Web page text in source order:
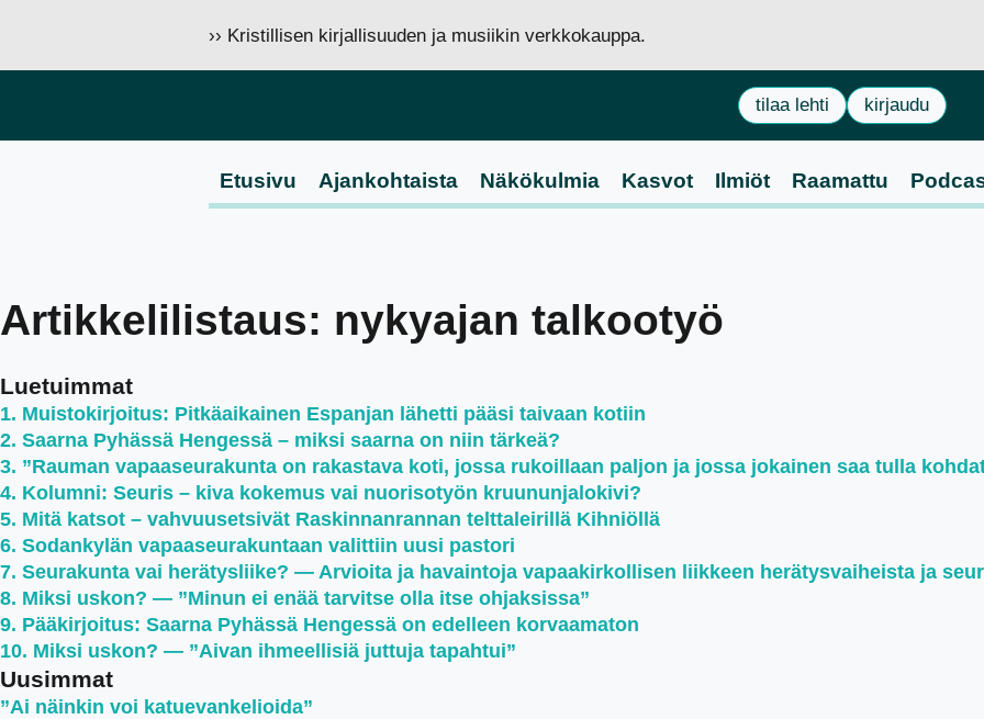
›› Kristillisen kirjallisuuden ja musiikin verkkokauppa.
tilaa lehti kirjaudu
Etusivu Ajankohtaista Näkökulmia Kasvot Ilmiöt Raamattu
Artikkelilistaus: nykyajan talkootyö
Luetuimmat
Muistokirjoitus: Pitkäaikainen Espanjan lähetti pääsi taivaan kotiin
Saarna Pyhässä Hengessä – miksi saarna on niin tärkeä?
”Rauman vapaaseurakunta on rakastava koti, jossa rukoillaan paljon ja jossa jokainen saa tulla
Kolumni: Seuris – kiva kokemus vai nuorisotyön kruununjalokivi?
Mitä katsot – vahvuusetsivät Raskinnanrannan telttaleirillä Kihniöllä
Sodankylän vapaaseurakuntaan valittiin uusi pastori
Seurakunta vai herätysliike? — Arvioita ja havaintoja vapaakirkollisen liikkeen herätysvaiheista ja
Miksi uskon? — ”Minun ei enää tarvitse olla itse ohjaksissa”
Pääkirjoitus: Saarna Pyhässä Hengessä on edelleen korvaamaton
Miksi uskon? — ”Aivan ihmeellisiä juttuja tapahtui”
Uusimmat
”Ai näinkin voi katuevankelioida”